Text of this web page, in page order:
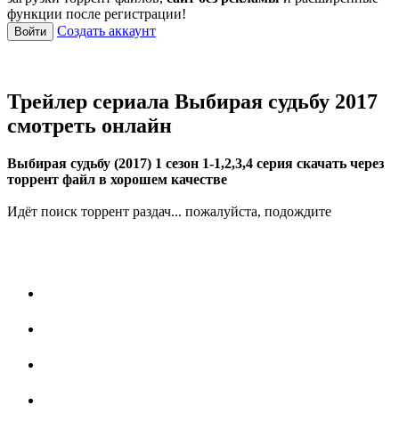
функции после регистрации!
Войти Создать аккаунт
Трейлер сериала Выбирая судьбу 2017
смотреть онлайн
Выбирая судьбу (2017) 1 сезон 1-1,2,3,4 серия скачать через
торрент файл в хорошем качестве
Идёт поиск торрент раздач... пожалуйста, подождите